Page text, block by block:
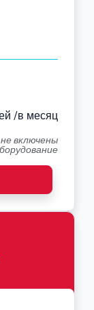
/в месяц
включены